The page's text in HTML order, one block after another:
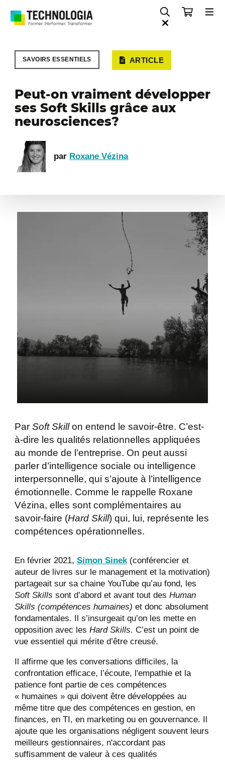
SAVOIRS ESSENTIELS ARTICLE
Peut-on vraiment développer
ses Soft Skills grâce aux
neurosciences?
par Roxane Vézina
Par Soft Skillon entend le savoir-être. C’est-
à-dire les qualités relationnelles appliquées
au monde de l’entreprise. On peut aussi
parler d’intelligence sociale ou intelligence
interpersonnelle, qui s’ajoute à l’intelligence
émotionnelle. Comme le rappelle Roxane
Vézina, elles sont complémentaires au
savoir-faire (Hard Skill) qui, lui, représente les
compétences opérationnelles.
En février 2021, Simon Sinek(conférencier et
auteur de livres sur le management et la motivation)
partageait sur sa chaine YouTube qu’au fond, les
Soft Skills sont d’abord et avant tout des Human
Skills (compétences humaines) et donc absolument
fondamentales. Il s’insurgeait qu’on les mette en
opposition avec les Hard Skills. C’est un point de
vue essentiel qui mérite d’être creusé.
Il affirme que les conversations difficiles, la
confrontation efficace, l’écoute, l'empathie et la
patience font partie de ces compétences
« humaines » qui doivent être développées au
même titre que des compétences en gestion, en
finances, en TI, en marketing ou en gouvernance. Il
ajoute que les organisations négligent souvent leurs
meilleurs gestionnaires, n'accordant pas
suffisamment de valeur à ces qualités